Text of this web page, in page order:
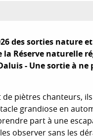
des sorties nature et
la Réserve naturelle
- Une sortie à ne
de piètres chanteurs,
grandiose en
part à une
observer sans les